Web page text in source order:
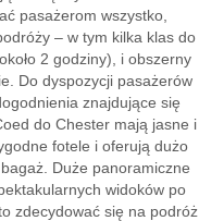
pasażerom wszystko,
– w tym kilka klas do
2 godziny), i obszerny
Do dyspozycji pasażerów
znajdujące się
do Chester mają jasne i
fotele i oferują dużo
Duże panoramiczne
widoków po
zdecydować się na podróż